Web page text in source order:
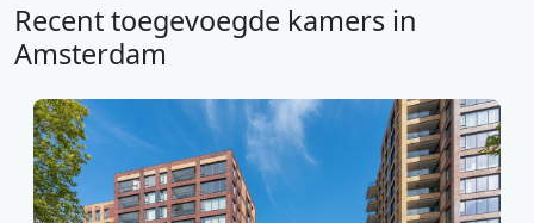
Recent toegevoegde kamers in
Amsterdam